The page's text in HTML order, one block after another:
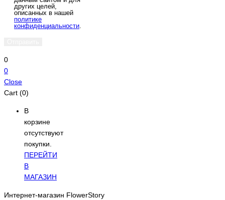
других целей,
описанных в нашей
политике
конфиденциальности.
0
0
Close
Cart (0)
В
корзине
отсутствуют
покупки.
ПЕРЕЙТИ
В
МАГАЗИН
Интернет-магазин FlowerStory